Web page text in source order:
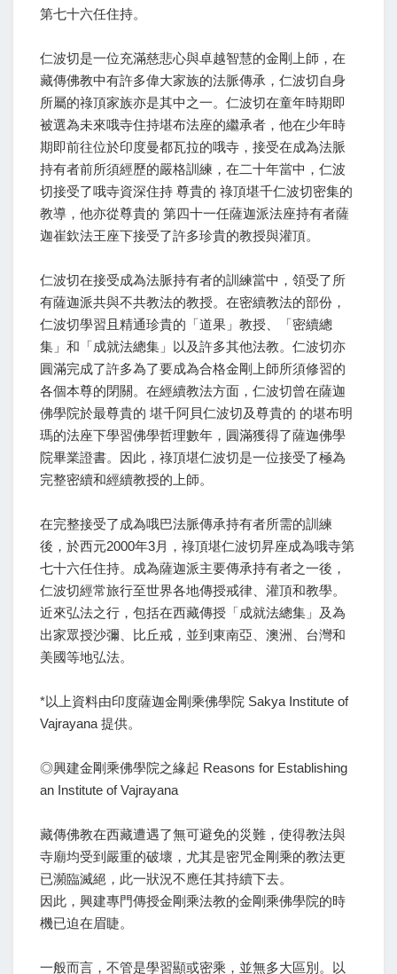
第七十六任住持。
仁波切是一位充滿慈悲心與卓越智慧的金剛上師，在
藏傳佛教中有許多偉大家族的法脈傳承，仁波切自身
所屬的祿頂家族亦是其中之一。仁波切在童年時期即
被選為未來哦寺住持堪布法座的繼承者，他在少年時
期即前往位於印度曼都瓦拉的哦寺，接受在成為法脈
持有者前所須經歷的嚴格訓練，在二十年當中，仁波
切接受了哦寺資深住持 尊貴的 祿頂堪千仁波切密集的
教導，他亦從尊貴的 第四十一任薩迦派法座持有者薩
迦崔欽法王座下接受了許多珍貴的教授與灌頂。
仁波切在接受成為法脈持有者的訓練當中，領受了所
有薩迦派共與不共教法的教授。在密續教法的部份，
仁波切學習且精通珍貴的「道果」教授、「密續總
集」和「成就法總集」以及許多其他法教。仁波切亦
圓滿完成了許多為了要成為合格金剛上師所須修習的
各個本尊的閉關。在經續教法方面，仁波切曾在薩迦
佛學院於最尊貴的 堪千阿貝仁波切及尊貴的 的堪布明
瑪的法座下學習佛學哲理數年，圓滿獲得了薩迦佛學
院畢業證書。因此，祿頂堪仁波切是一位接受了極為
完整密續和經續教授的上師。
在完整接受了成為哦巴法脈傳承持有者所需的訓練
後，於西元2000年3月，祿頂堪仁波切昇座成為哦寺第
七十六任住持。成為薩迦派主要傳承持有者之一後，
仁波切經常旅行至世界各地傳授戒律、灌頂和教學。
近來弘法之行，包括在西藏傳授「成就法總集」及為
出家眾授沙彌、比丘戒，並到東南亞、澳洲、台灣和
美國等地弘法。
*以上資料由印度薩迦金剛乘佛學院 Sakya Institute of
Vajrayana 提供。
◎興建金剛乘佛學院之緣起 Reasons for Establishing
an Institute of Vajrayana
藏傳佛教在西藏遭遇了無可避免的災難，使得教法與
寺廟均受到嚴重的破壞，尤其是密咒金剛乘的教法更
已瀕臨滅絕，此一狀況不應任其持續下去。
因此，興建專門傳授金剛乘法教的金剛乘佛學院的時
機已迫在眉睫。
一般而言，不管是學習顯或密乘，並無多大區別。以